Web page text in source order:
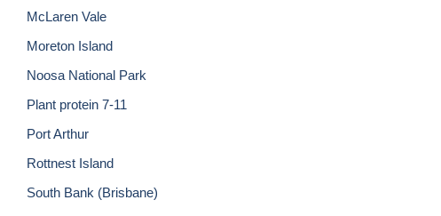
McLaren Vale
Moreton Island
Noosa National Park
Plant protein 7-11
Port Arthur
Rottnest Island
South Bank (Brisbane)